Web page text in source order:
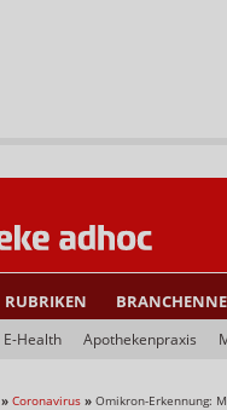
RUBRIKEN
E-Health Apothekenpraxis
» Coronavirus » Omikron-Erkennung: